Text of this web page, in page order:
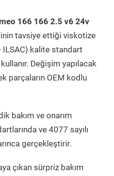
166 166 2.5 v6 24v
tavsiye ettiği viskotize
ILSAC) kalite standart
Değişim yapılacak
parçaların OEM kodlu
bakım ve onarım
ve 4077 sayılı
gerçekleştirir.
çıkan sürpriz bakım